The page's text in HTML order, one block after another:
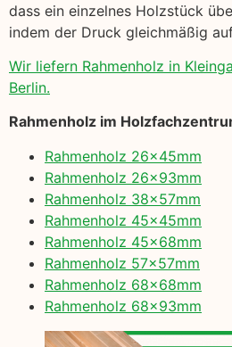
dass ein einzelnes Holzstück
indem der Druck gleichmäßig
Wir liefern Rahmenholz in
Berlin.
Rahmenholz im
Rahmenholz 26x45mm
Rahmenholz 26x93mm
Rahmenholz 38x57mm
Rahmenholz 45x45mm
Rahmenholz 45x68mm
Rahmenholz 57x57mm
Rahmenholz 68x68mm
Rahmenholz 68x93mm